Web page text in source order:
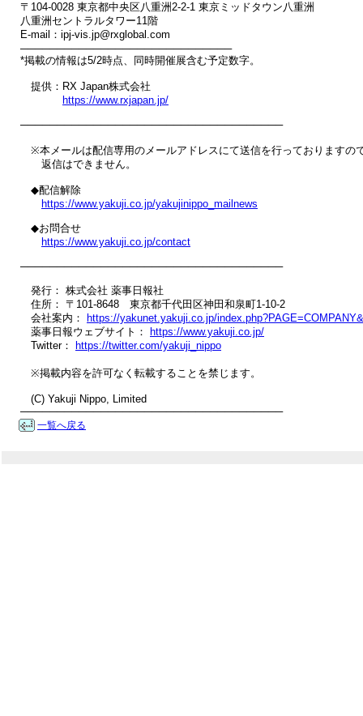
〒104-0028 東京都中央区八重洲2-2-1 東京ミッドタウン八重洲
八重洲セントラルタワー11階
E-mail：ipj-vis.jp@rxglobal.com
─────────────────────────────
*掲載の情報は5/2時点、同時開催展含む予定数字。
提供：RX Japan株式会社
https://www.rxjapan.jp/
────────────────────────────────────
※本メールは配信専用のメールアドレスにて送信を行っておりますの
返信はできません。
◆配信解除
https://www.yakuji.co.jp/yakujinippo_mailnews
◆お問合せ
https://www.yakuji.co.jp/contact
────────────────────────────────────
発行： 株式会社 薬事日報社
住所： 〒101-8648　東京都千代田区神田和泉町1-10-2
会社案内：
https://yakunet.yakuji.co.jp/
薬事日報ウェブサイト：
https://www.yakuji.co.jp/
Twitter：
https://twitter.com/yakuji_nippo
※掲載内容を許可なく転載することを禁じます。
(C) Yakuji Nippo, Limited
────────────────────────────────────
一覧へ戻る